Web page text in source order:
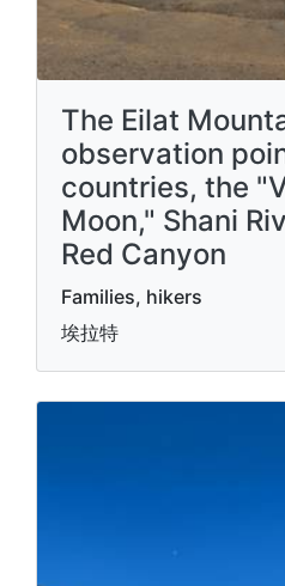
The Eilat
observation
countries, the
Moon," Shani
Red Canyon
Families, hikers
埃拉特